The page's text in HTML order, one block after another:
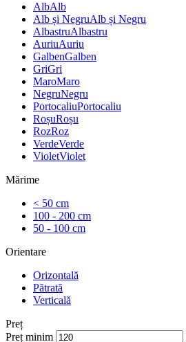
AlbAlb
Alb și NegruAlb și Negru
AlbastruAlbastru
AuriuAuriu
GalbenGalben
GriGri
MaroMaro
NegruNegru
PortocaliuPortocaliu
RoșuRoșu
RozRoz
VerdeVerde
VioletViolet
Mărime
< 50 cm
100 - 200 cm
50 - 100 cm
Orientare
Orizontală
Pătrată
Verticală
Preț
Preț minim